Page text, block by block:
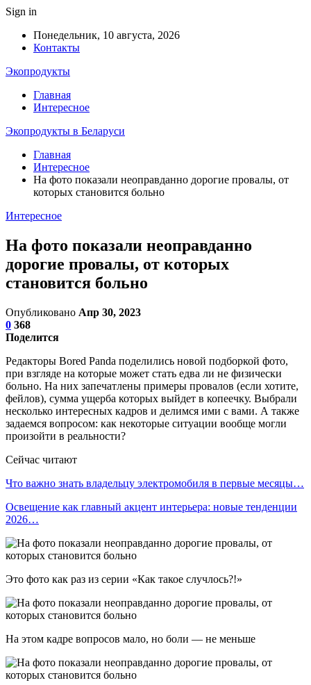
Sign in
Понедельник, 10 августа, 2026
Контакты
Экопродукты
Главная
Интересное
Экопродукты в Беларуси
Главная
Интересное
На фото показали неоправданно дорогие провалы, от
которых становится больно
Интересное
На фото показали неоправданно
дорогие провалы, от которых
становится больно
Опубликовано Апр 30, 2023
0 368
Поделится
Редакторы Bored Panda поделились новой подборкой фото,
при взгляде на которые может стать едва ли не физически
больно. На них запечатлены примеры провалов (если хотите,
фейлов), сумма ущерба которых выйдет в копеечку. Выбрали
несколько интересных кадров и делимся ими с вами. А также
задаемся вопросом: как некоторые ситуации вообще могли
произойти в реальности?
Сейчас читают
Что важно знать владельцу электромобиля в первые месяцы…
Освещение как главный акцент интерьера: новые тенденции
2026…
Это фото как раз из серии «Как такое случлось?!»
На этом кадре вопросов мало, но боли — не меньше